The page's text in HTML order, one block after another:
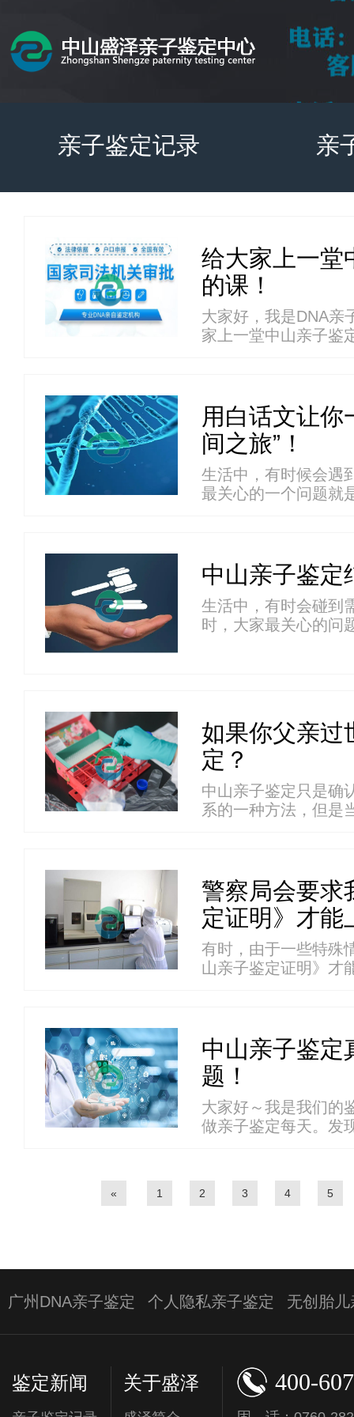
亲子鉴定记录 亲
给大家上一堂
的课！
大家好，我是DNA亲
家上一堂中山亲子鉴
用白话文让你
间之旅”！
生活中，有时候会遇
最关心的一个问题就
中山亲子鉴定
生活中，有时会碰到
时，大家最关心的问
如果你父亲过
定？
中山亲子鉴定只是确
系的一种方法，但是
警察局会要求
定证明》才能
有时，由于一些特殊
山亲子鉴定证明》才
中山亲子鉴定
题！
大家好～我是我们的
做亲子鉴定每天。发
« 1 2 3 4 5
广州DNA亲子鉴定 个人隐私亲子鉴定 无创胎
鉴定新闻 关于盛泽 400-